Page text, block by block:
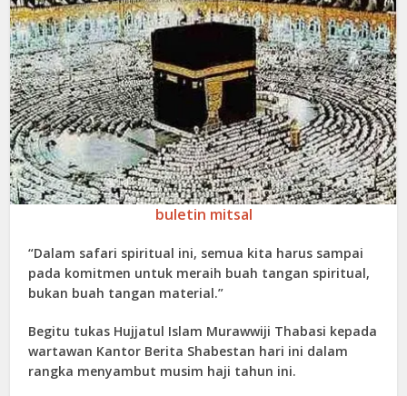
buletin mitsal
“Dalam safari spiritual ini, semua kita harus sampai
pada komitmen untuk meraih buah tangan spiritual,
bukan buah tangan material.”
Begitu tukas Hujjatul Islam Murawwiji Thabasi kepada
wartawan Kantor Berita Shabestan hari ini dalam
rangka menyambut musim haji tahun ini.